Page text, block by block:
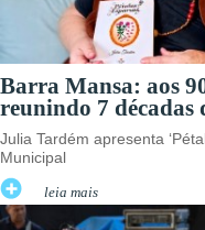
Barra Mansa: aos
reunindo 7 décadas
Julia Tardém apresenta
Municipal
leia mais